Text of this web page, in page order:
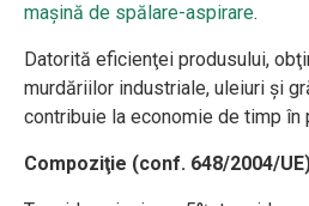
maşină de spălare-aspirare.
Datorită eficienţei produsului,
murdăriilor industriale, uleiuri şi
contribuie la economie de timp în
Compoziţie (conf. 648/2004/